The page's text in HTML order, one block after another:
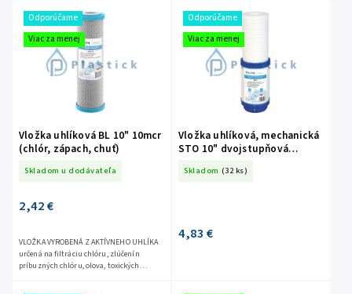
Najdrahšie
Abecedne
Odporúčame
Viac za menej
Vložka uhlíková BL 10" 10mcr
(chlór, zápach, chuť)
Skladom u dodávateľa
2,42 €
VLOŽKA VYROBENÁ Z AKTÍVNEHO UHLÍKA
určená na filtráciu chlóru, zlúčenín
príbuzných chlóru, olova, toxických
Odporúčame
Viac za menej
Vložka uhlíková, mechanická
STO 10" dvojstupňová
Skladom (32 ks)
4,83 €